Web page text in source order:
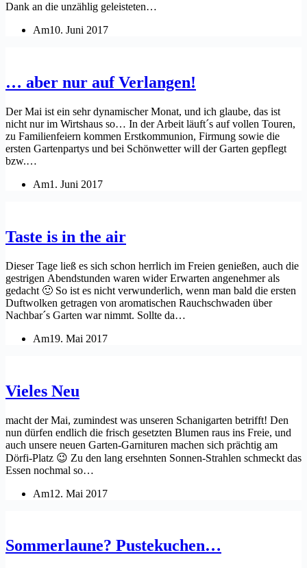
Dank an die unzählig geleisteten…
Am10. Juni 2017
… aber nur auf Verlangen!
Der Mai ist ein sehr dynamischer Monat, und ich glaube, das ist
nicht nur im Wirtshaus so… In der Arbeit läuft´s auf vollen Touren,
zu Familienfeiern kommen Erstkommunion, Firmung sowie die
ersten Gartenpartys und bei Schönwetter will der Garten gepflegt
bzw.…
Am1. Juni 2017
Taste is in the air
Dieser Tage ließ es sich schon herrlich im Freien genießen, auch die
gestrigen Abendstunden waren wider Erwarten angenehmer als
gedacht 🙂 So ist es nicht verwunderlich, wenn man bald die ersten
Duftwolken getragen von aromatischen Rauchschwaden über
Nachbar´s Garten war nimmt. Sollte da…
Am19. Mai 2017
Vieles Neu
macht der Mai, zumindest was unseren Schanigarten betrifft! Den
nun dürfen endlich die frisch gesetzten Blumen raus ins Freie, und
auch unsere neuen Garten-Garnituren machen sich prächtig am
Dörfi-Platz 😉 Zu den lang ersehnten Sonnen-Strahlen schmeckt das
Essen nochmal so…
Am12. Mai 2017
Sommerlaune? Pustekuchen…